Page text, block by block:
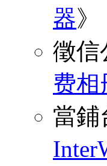
器》
徵信
费相
當鋪